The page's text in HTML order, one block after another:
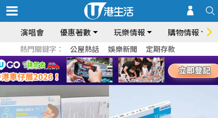
演唱會 優惠著數 玩樂情報 購物情報
熱門關鍵字： 公屋熱話 娛樂新聞 定期存款